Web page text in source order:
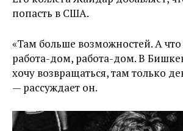
попасть в США.
«Там больше возможностей. А что
работа-дом, работа-дом. В
хочу возвращаться, там только
— рассуждает он.